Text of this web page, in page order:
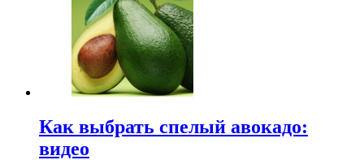
Как выбрать спелый авокадо:
видео